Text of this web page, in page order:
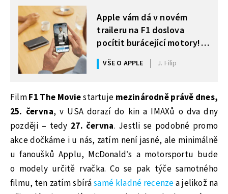
MOHLO BY VÁS ZAJÍMAT
Apple vám dá v novém
traileru na F1 doslova
pocítit burácející motory!
Využil pro to haptiku
iPhone
VŠE O APPLE J. Filip
FilmF1 The Moviestartuje mezinárodně právě dnes,
25. června, v USA dorazí do kin a IMAXů o dva dny
později – tedy 27. června. Jestli se podobné promo
akce dočkáme i u nás, zatím není jasné, ale minimálně
u fanoušků Applu, McDonald’s a motorsportu bude
o modely určitě rvačka. Co se pak týče samotného
filmu, ten zatím sbírásamé kladné recenzea jelikož na